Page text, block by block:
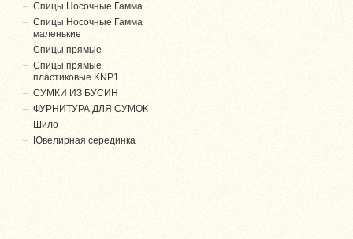
Спицы Носочные Гамма
Спицы Носочные Гамма
маленькие
Спицы прямые
Спицы прямые
пластиковые KNP1
СУМКИ ИЗ БУСИН
ФУРНИТУРА ДЛЯ СУМОК
Шило
Ювелирная серединка